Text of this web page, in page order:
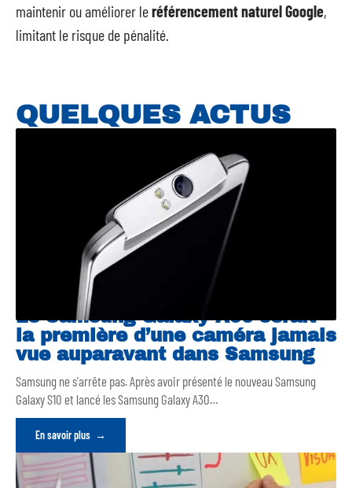
maintenir ou améliorer leréférencement naturel Google,
limitant le risque de pénalité.
QUELQUES ACTUS
Le Samsung Galaxy A90 serait
la première d’une caméra jamais
vue auparavant dans Samsung
Samsung ne s'arrête pas. Après avoir présenté le nouveau Samsung
Galaxy S10 et lancé les Samsung Galaxy A30…
En savoir plus